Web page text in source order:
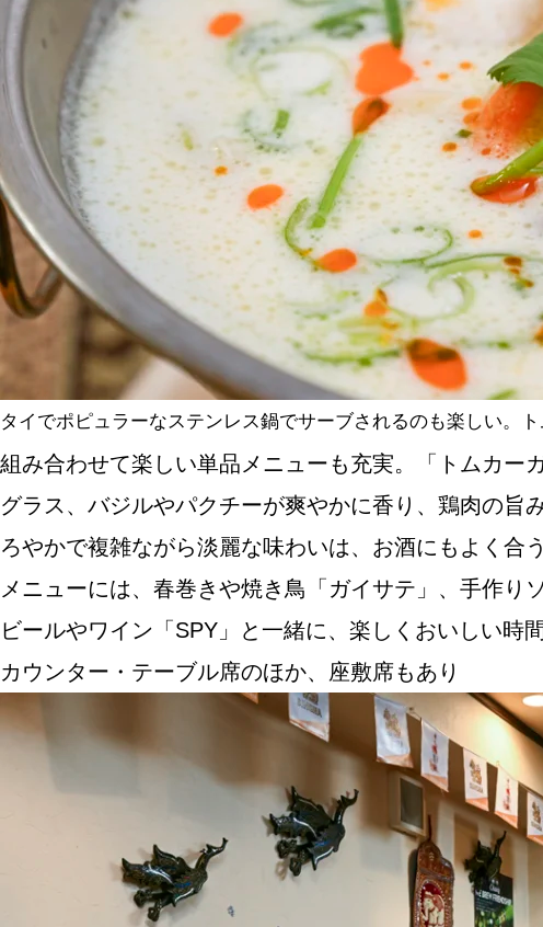
タイでポピュラーなステンレス鍋でサーブされるのも楽しい。
組み合わせて楽しい単品メニューも充実。「トムカー
グラス、バジルやパクチーが爽やかに香り、鶏肉の旨
ろやかで複雑ながら淡麗な味わいは、お酒にもよく合う
メニューには、春巻きや焼き鳥「ガイサテ」、手作
ビールやワイン「SPY」と一緒に、楽しくおいしい時
カウンター・テーブル席のほか、座敷席もあり